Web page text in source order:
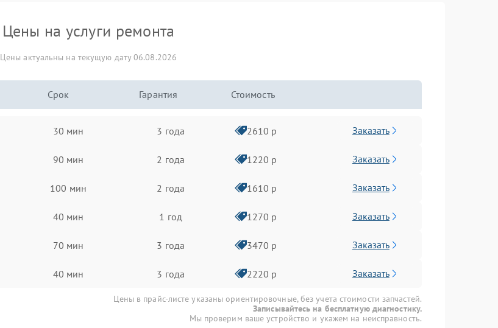
Цены на услуги ремонта
Цены актуальны на текущую дату 06.08.2026
Срок Гарантия Стоимость
30 мин 3 года 2610 р Заказать
90 мин 2 года 1220 р Заказать
100 мин 2 года 1610 р Заказать
40 мин 1 год 1270 р Заказать
70 мин 3 года 3470 р Заказать
40 мин 3 года 2220 р Заказать
Цены в прайс-листе указаны ориентировочные, без учета стоимости запчастей.
Записывайтесь на бесплатную диагностику.
Мы проверим ваше устройство и укажем на неисправность.